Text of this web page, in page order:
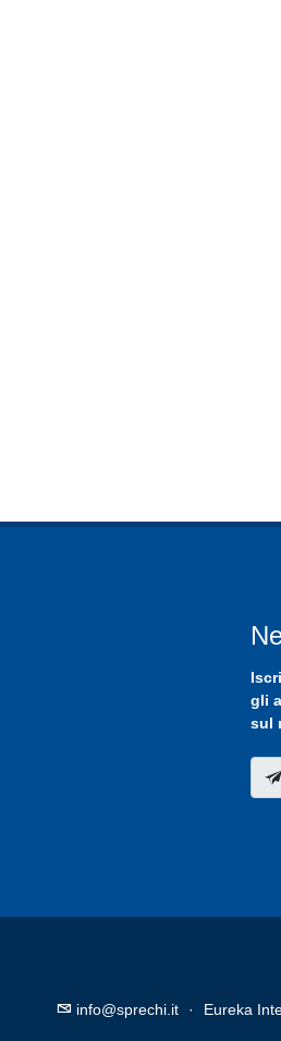
gli
sul
info@sprechi.it · Eureka